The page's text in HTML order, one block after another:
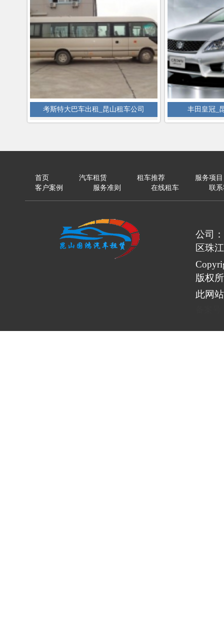
考斯特大巴车出租_昆山租车公司 丰田皇冠_
首页 汽车租赁 租车推荐
服务项目
客户案例
服务准则 在线租车 联
公司
区珠
版权
此网